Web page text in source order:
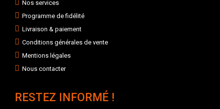
Nos services
Programme de fidélité
Livraison & paiement
Conditions générales de vente
Mentions légales
Nous contacter
RESTEZ INFORMÉ !